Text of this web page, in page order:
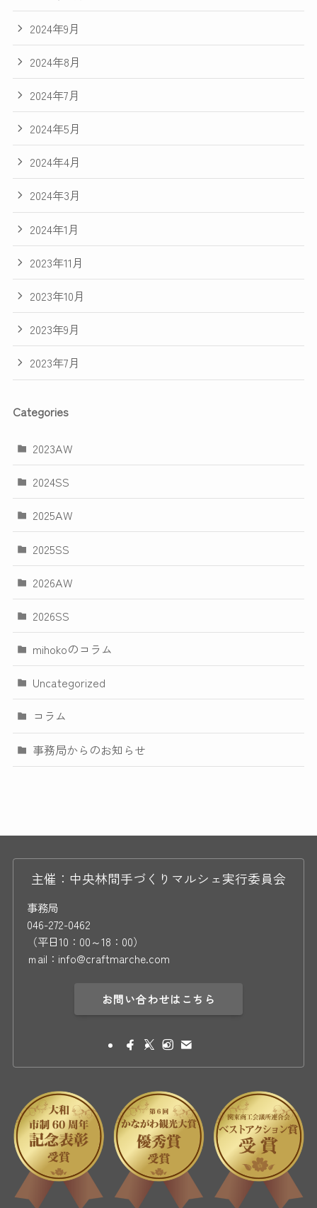
2024年9月
2024年8月
2024年7月
2024年5月
2024年4月
2024年3月
2024年1月
2023年11月
2023年10月
2023年9月
2023年7月
Categories
2023AW
2024SS
2025AW
2025SS
2026AW
2026SS
mihokoのコラム
Uncategorized
コラム
事務局からのお知らせ
主催：中央林間手づくりマルシェ実行委員会
事務局
046-272-0462
（平日10：00～18：00）
ｍail：info@craftmarche.com
お問い合わせはこちら